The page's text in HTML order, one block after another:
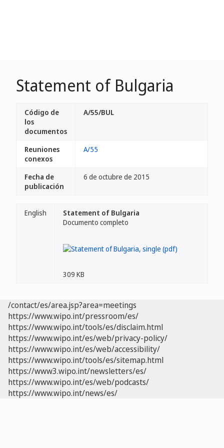
Statement of Bulgaria
Código de
los
documentos
A/55/BUL
Reuniones
conexos
A/55
Fecha de
publicación
6 de octubre de 2015
English
Statement of Bulgaria
Documento completo
309 KB
/contact/es/area.jsp?area=meetings
https://www.wipo.int/pressroom/es/
https://www.wipo.int/tools/es/disclaim.html
https://www.wipo.int/es/web/privacy-policy/
https://www.wipo.int/es/web/accessibility/
https://www.wipo.int/tools/es/sitemap.html
https://www3.wipo.int/newsletters/es/
https://www.wipo.int/es/web/podcasts/
https://www.wipo.int/news/es/